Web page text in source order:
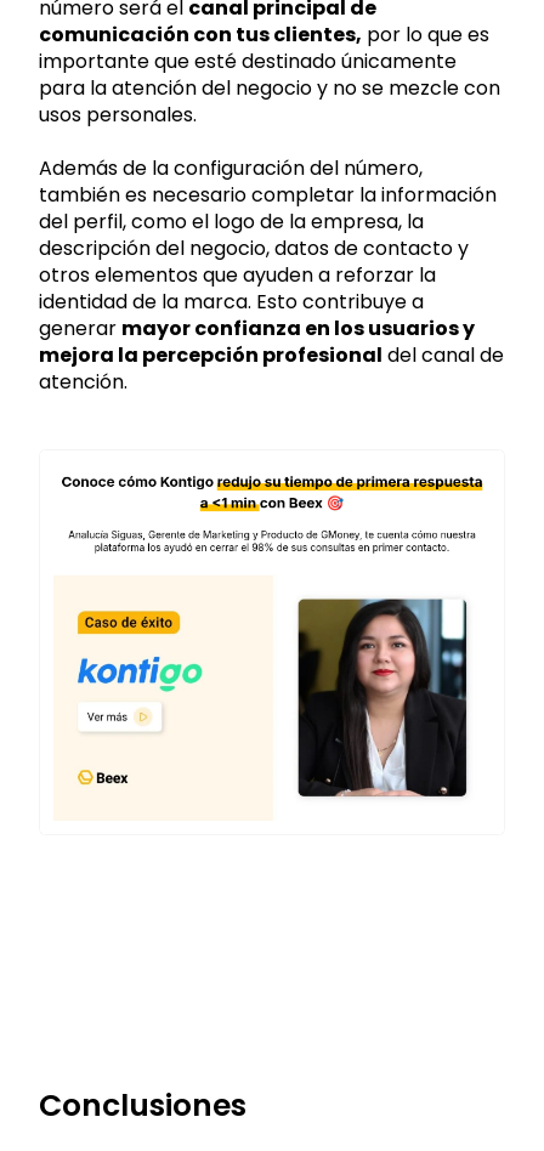
número será el canal principal de
comunicación con tus clientes, por lo que es
importante que esté destinado únicamente
para la atención del negocio y no se mezcle con
usos personales.
Además de la configuración del número,
también es necesario completar la información
del perfil, como el logo de la empresa, la
descripción del negocio, datos de contacto y
otros elementos que ayuden a reforzar la
identidad de la marca. Esto contribuye a
generar mayor confianza en los usuarios y
mejora la percepción profesional del canal de
atención.
Conclusiones